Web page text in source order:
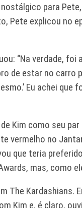
para
Pete explicou no
“Na verdade, foi
de estar no carro
Eu achei que
Kim como seu
vermelho no
que teria
mas, como
The Kardashians.
Kim e, é claro,